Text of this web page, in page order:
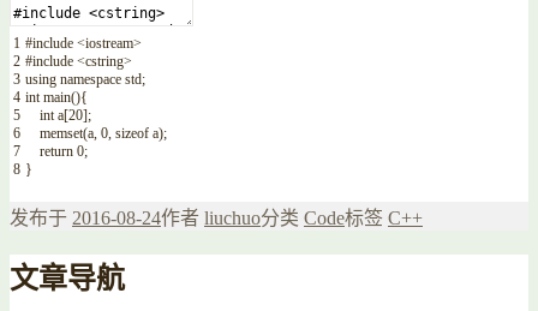
1
2
3
4
5
6
7
8
#include <iostream>
#include <cstring>
using namespace std;
int main(){
int a[20];
memset(a, 0, sizeof a);
return 0;
}
发布于 2016-08-24作者 liuchuo分类 Code标签 C++
文章导航